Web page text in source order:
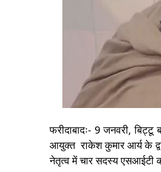
फरीदाबादः- 9 जनवरी,
आयुक्त राकेश कुमार आर्य के
नेतृत्व में चार सदस्य एसआईटी